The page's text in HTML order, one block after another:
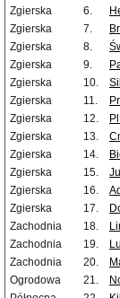
Zgierska
6.
Zgierska
7.
Zgierska
8.
Zgierska
9.
Zgierska
10.
Zgierska
11.
Zgierska
12.
Zgierska
13.
Zgierska
14.
Zgierska
15.
Zgierska
16.
Zgierska
17.
Zachodnia
18.
Zachodnia
19.
Zachodnia
20.
Ogrodowa
21.